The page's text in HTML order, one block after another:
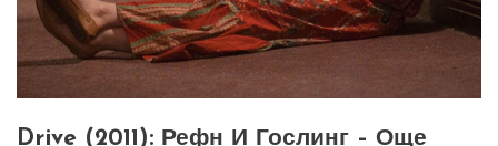
Drive (2011): Рефн И Гослинг – Още